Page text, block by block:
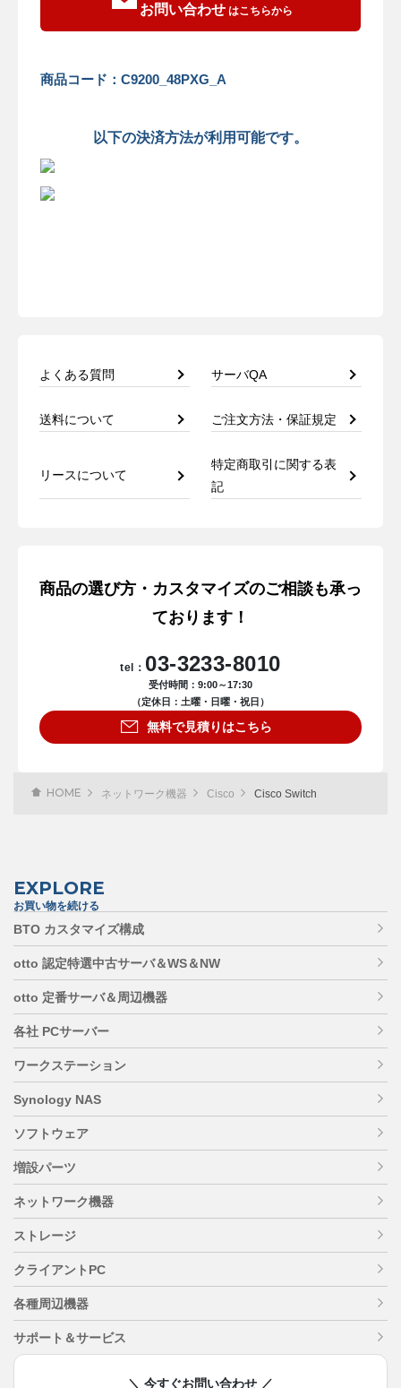
お問い合わせはこちらから
商品コード：C9200_48PXG_A
以下の決済方法が利用可能です。
よくある質問 サーバQA
送料について ご注文方法・保証規定
リースについて
特定商取引に関する表
記
商品の選び方・カスタマイズのご相談も承っ
ております！
tel： 03-3233-8010
受付時間：9:00～17:30
（定休日：土曜・日曜・祝日）
無料で見積りはこちら
HOME ネットワーク機器 Cisco Cisco Switch
EXPLORE
お買い物を続ける
BTO カスタマイズ構成
otto 認定特選中古サーバ＆WS＆NW
otto 定番サーバ＆周辺機器
各社 PCサーバー
ワークステーション
Synology NAS
ソフトウェア
増設パーツ
ネットワーク機器
ストレージ
クライアントPC
各種周辺機器
サポート＆サービス
＼ 今すぐお問い合わせ ／